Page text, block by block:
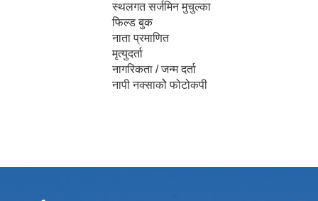
स्थलगत सर्जमिन मुचुल्का
फिल्ड बुक
नाता प्रमाणित
मृत्युदर्ता
नागरिकता / जन्म दर्ता
नापी नक्साकोे फोटोकपी